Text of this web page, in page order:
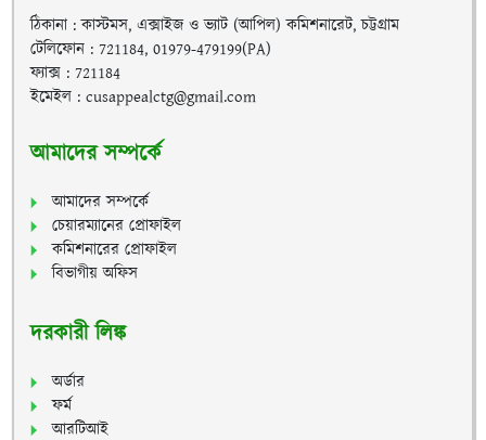
ঠিকানা : কাস্টমস, এক্সাইজ ও ভ্যাট (আপিল) কমিশনারেট, চট্টগ্রাম
টেলিফোন : 721184, 01979-479199(PA)
ফ্যাক্স : 721184
ইমেইল : cusappealctg@gmail.com
আমাদের সম্পর্কে
আমাদের সম্পর্কে
চেয়ারম্যানের প্রোফাইল
কমিশনারের প্রোফাইল
বিভাগীয় অফিস
দরকারী লিঙ্ক
অর্ডার
ফর্ম
আরটিআই